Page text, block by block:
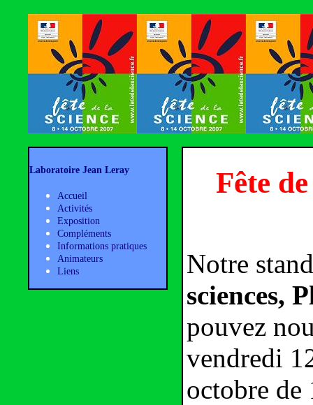
Laboratoire Jean Leray
Accueil
Activités
Exposition
Compléments
Informations pratiques
Animateurs
Liens
Fête
Notre
sciences,
pouvez
vendredi
octobre de